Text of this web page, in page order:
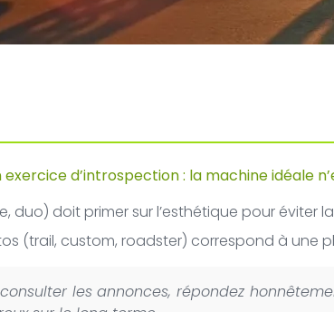
d’introspection : la machine idéale
duo) doit primer sur l’esthétique pour éviter
(trail, custom, roadster) correspond à une
les annonces, répondez